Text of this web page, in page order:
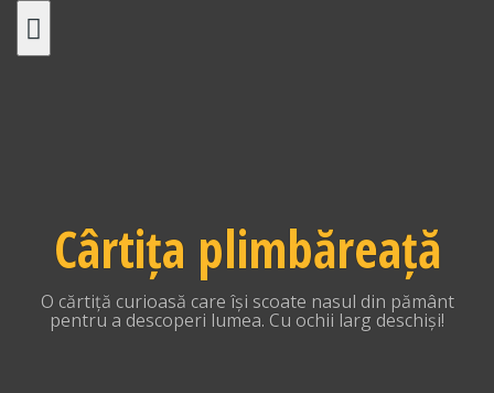
Cârtița plimbăreață
O cărtiță curioasă care își scoate nasul din pământ
pentru a descoperi lumea. Cu ochii larg deschiși!